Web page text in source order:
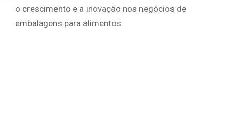
o crescimento e a inovação nos negócios de
embalagens para alimentos.